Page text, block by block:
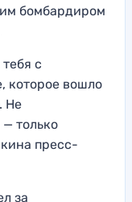
бомбардиром
с
которое вошло
Не
только
пресс-
за